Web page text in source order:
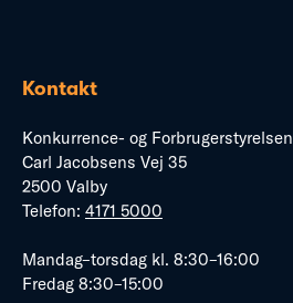
Kontakt
Konkurrence- og Forbrugerstyrelsen
Carl Jacobsens Vej 35
2500 Valby
Telefon: 4171 5000
Mandag–torsdag kl. 8:30–16:00
Fredag 8:30–15:00